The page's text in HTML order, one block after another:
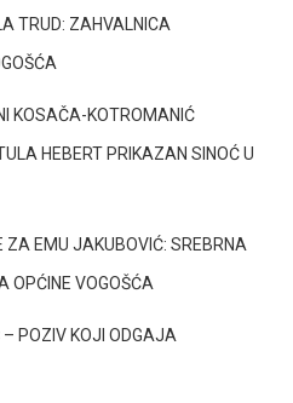
TRUD: ZAHVALNICA
KOSAČA-KOTROMANIĆ
HEBERT PRIKAZAN SINOĆ U
ZA EMU JAKUBOVIĆ: SREBRNA
OPĆINE VOGOŠĆA
POZIV KOJI ODGAJA